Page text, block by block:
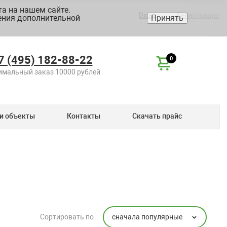
Вход Регистрация
(495) 182-88-22
заказ 10000 рублей
0
объекты Контакты Скачать прайс
Сортировать по сначала популярные
на нашем сайте.
дополнительной
Принять